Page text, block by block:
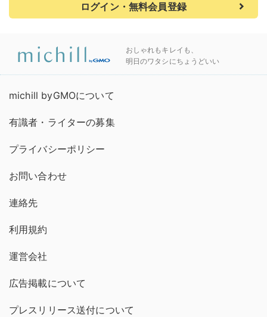
ログイン・無料会員登録
おしゃれもキレイも、
明日のワタシにちょうどいい
michill byGMOについて
有識者・ライターの募集
プライバシーポリシー
お問い合わせ
連絡先
利用規約
運営会社
広告掲載について
プレスリリース送付について